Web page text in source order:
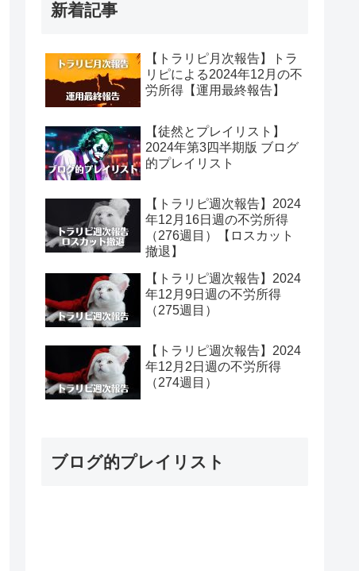
新着記事
【トラリピ月次報告】トラ
リピによる2024年12月の不
労所得【運用最終報告】
【徒然とプレイリスト】
2024年第3四半期版 ブログ
的プレイリスト
【トラリピ週次報告】2024
年12月16日週の不労所得
（276週目）【ロスカット
撤退】
【トラリピ週次報告】2024
年12月9日週の不労所得
（275週目）
【トラリピ週次報告】2024
年12月2日週の不労所得
（274週目）
ブログ的プレイリスト